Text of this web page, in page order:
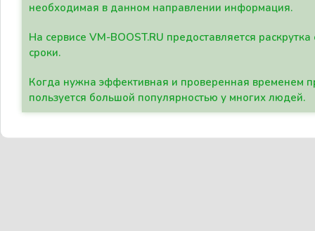
необходимая в данном направлении информация.
На сервисе VM-BOOST.RU предоставляется
сроки.
Когда нужна эффективная и проверенная временем
пользуется большой популярностью у многих людей.